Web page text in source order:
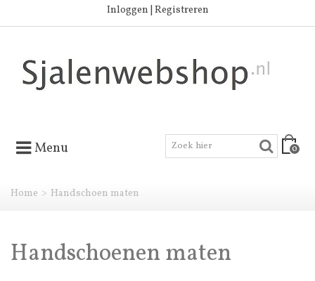
Inloggen | Registreren
Menu 0
Home > Handschoen maten
Handschoenen maten